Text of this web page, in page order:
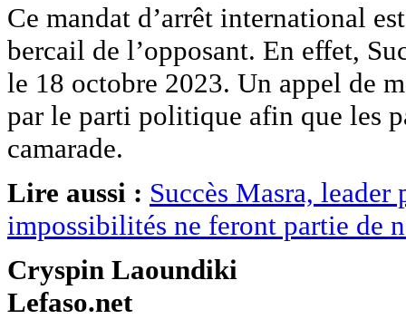
Ce mandat d’arrêt international
bercail de l’opposant. En effet,
le 18 octobre 2023. Un appel de
par le parti politique afin que les
camarade.
Lire aussi : Succès Masra,
impossibilités ne feront partie de
Cryspin Laoundiki
Lefaso.net